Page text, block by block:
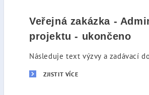
Veřejná zakázka -
projektu - ukončeno
Následuje text výzvy a zadávací
ZJISTIT VÍCE